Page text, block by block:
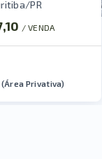
PR
/ VENDA
(Área Privativa)